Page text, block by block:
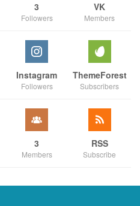
3
Followers
VK
Members
Instagram
Followers
ThemeForest
Subscribers
3
Members
RSS
Subscribe